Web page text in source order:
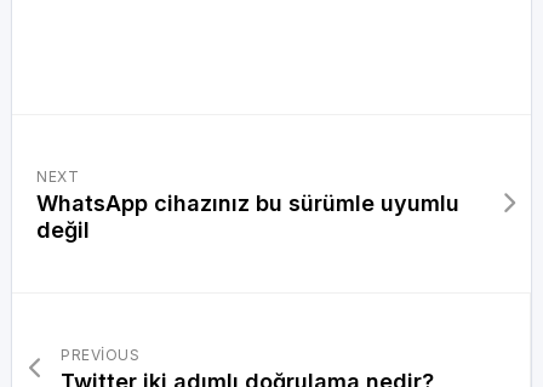
NEXT
WhatsApp cihazınız bu sürümle uyumlu
değil
PREVIOUS
Twitter iki adımlı doğrulama nedir?